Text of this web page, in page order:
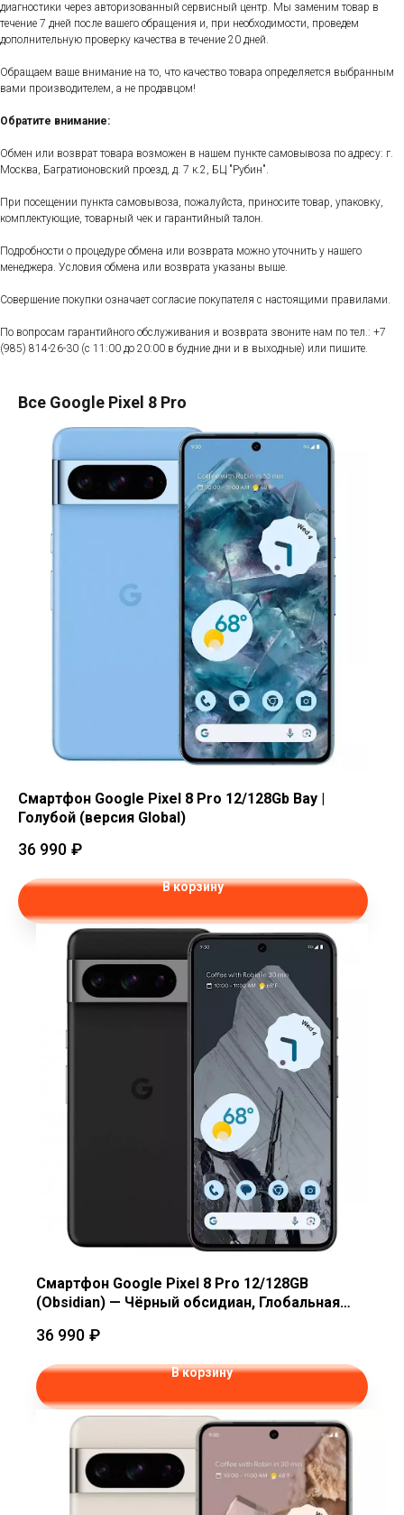
диагностики через авторизованный сервисный центр. Мы заменим товар в
течение 7 дней после вашего обращения и, при необходимости, проведем
дополнительную проверку качества в течение 20 дней.
Обращаем ваше внимание на то, что качество товара определяется выбранным
вами производителем, а не продавцом!
Обратите внимание:
Обмен или возврат товара возможен в нашем пункте самовывоза по адресу: г.
Москва, Багратионовский проезд, д. 7 к.2, БЦ "Рубин".
При посещении пункта самовывоза, пожалуйста, приносите товар, упаковку,
комплектующие, товарный чек и гарантийный талон.
Подробности о процедуре обмена или возврата можно уточнить у нашего
менеджера. Условия обмена или возврата указаны выше.
Совершение покупки означает согласие покупателя с настоящими правилами.
По вопросам гарантийного обслуживания и возврата звоните нам по тел.: +7
(985) 814-26-30 (с 11:00 до 20:00 в будние дни и в выходные) или пишите.
Все Google Pixel 8 Pro
Смартфон Google Pixel 8 Pro 12/128Gb Bay |
Голубой (версия Global)
36 990 ₽
В корзину
Смартфон Google Pixel 8 Pro 12/128GB
(Obsidian) — Чёрный обсидиан, Глобальная
36 990 ₽
В корзину